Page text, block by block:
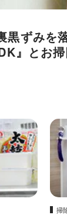
黒ずみを
』とお
掃